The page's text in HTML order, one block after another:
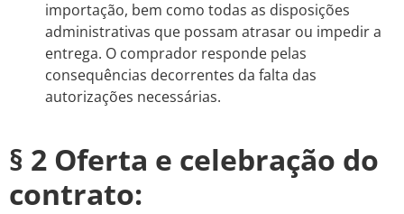
importação, bem como todas as disposições
administrativas que possam atrasar ou impedir a
entrega. O comprador responde pelas
consequências decorrentes da falta das
autorizações necessárias.
§ 2 Oferta e celebração do
contrato: